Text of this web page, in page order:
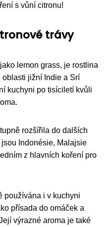
s vůní citronu!
trávy
lemon grass, je rostlina
oblasti jižní Indie a Srí
kuchyni po tisíciletí kvůli
rozšířila do dalších
Indonésie, Malajsie
z hlavních koření pro
používána i v kuchyni
přísada do omáček a
výrazné aroma je také